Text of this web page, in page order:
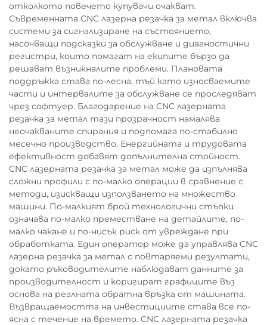
отколкото повечето купувачи очакват.
Съвременната CNC лазерна резачка за метал включва
системи за сигнализиране на състоянието,
насочващи подсказки за обслужване и диагностични
регистри, които помагат на екипите бързо да
решават възникналите проблеми. Плановата
поддръжка става по-лесна, тъй като износваемите
части и интервалите за обслужване се проследяват
чрез софтуер. Благодарение на CNC лазерната
резачка за метал тази прозрачност намалява
неочакваните спирания и подпомага по-стабилно
месечно производство. Енергийната и трудовата
ефективност добавят допълнителна стойност.
CNC лазерната резачка за метал може да изпълнява
сложни профили с по-малко операции в сравнение с
методи, изискващи използването на множество
машини. По-малкият брой технологични стъпки
означава по-малко преместване на детайлите, по-
малко чакане и по-нисък риск от увреждане при
обработката. Един оператор може да управлява CNC
лазерна резачка за метал с повтаряеми резултати,
докато ръководителите наблюдават данните за
производителност и коригират графиците въз
основа на реалната обратна връзка от машината.
Възвращаемостта на инвестициите става все по-
ясна с течение на времето. CNC лазерната резачка